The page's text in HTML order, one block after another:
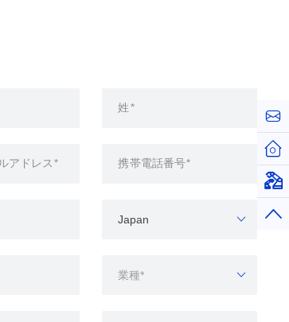
Japan
業種*
お
ホ
仮
ト